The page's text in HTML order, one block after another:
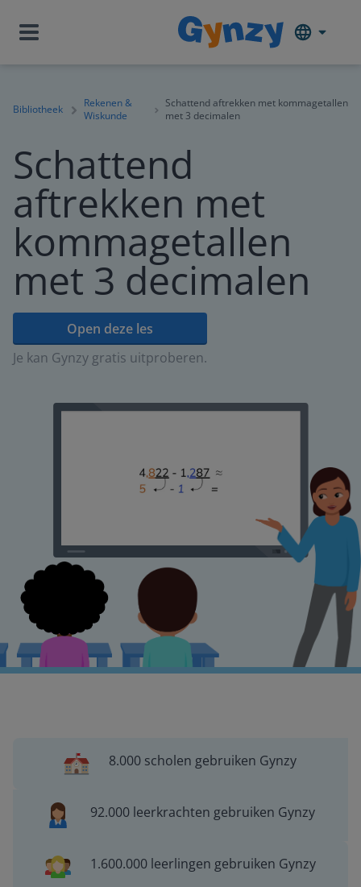
Bibliotheek
Rekenen &
Wiskunde
Schattend aftrekken met kommagetallen
met 3 decimalen
Schattend
aftrekken met
kommagetallen
met 3 decimalen
Open deze les
Je kan Gynzy gratis uitproberen.
8.000 scholen gebruiken Gynzy
92.000 leerkrachten gebruiken Gynzy
1.600.000 leerlingen gebruiken Gynzy